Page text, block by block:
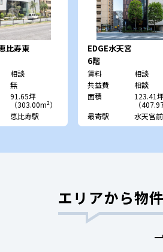
比寿東
相談
無
91.65坪
（303.00m²）
恵比寿駅
EDGE水天宮
6階
賃料
相談
共益費
相談
面積
123.41
（
最寄駅
水天宮
エリアから物